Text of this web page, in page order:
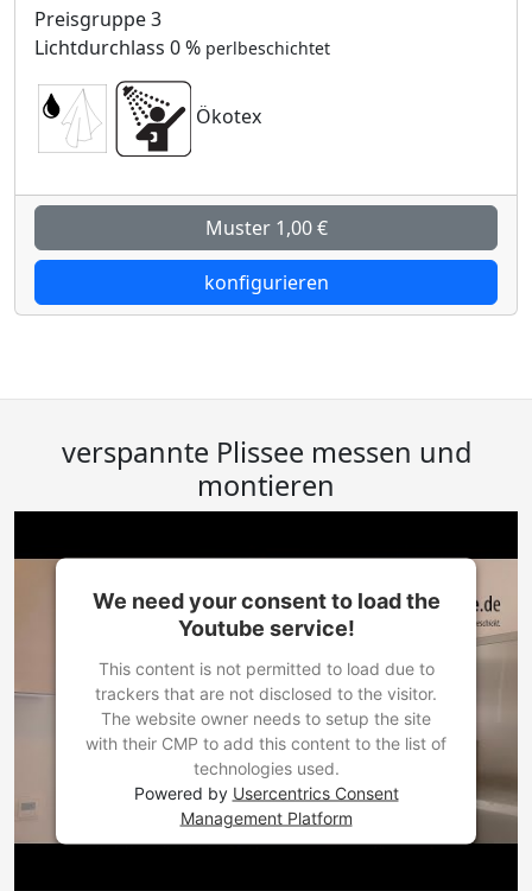
Preisgruppe 3
Lichtdurchlass 0 % perlbeschichtet
Ökotex
Muster 1,00 €
konfigurieren
verspannte Plissee messen und
montieren
We need your consent to load the
Youtube service!
This content is not permitted to load due to
trackers that are not disclosed to the visitor.
The website owner needs to setup the site
with their CMP to add this content to the list of
technologies used.
Powered by Usercentrics Consent
Management Platform